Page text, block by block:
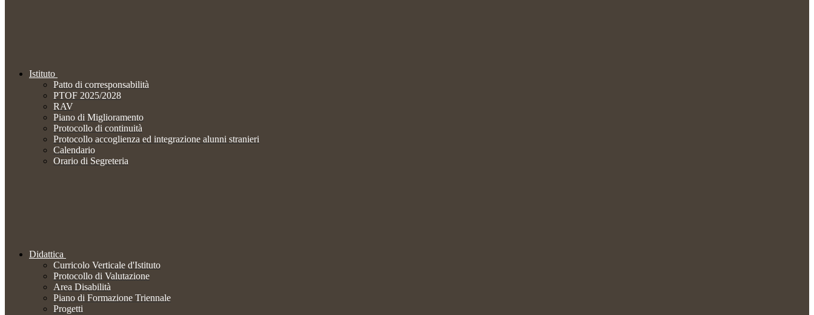
Istituto
Patto di corresponsabilità
PTOF 2025/2028
RAV
Piano di Miglioramento
Protocollo di continuità
Protocollo accoglienza ed integrazione alunni stranieri
Calendario
Orario di Segreteria
Didattica
Curricolo Verticale d'Istituto
Protocollo di Valutazione
Area Disabilità
Piano di Formazione Triennale
Progetti